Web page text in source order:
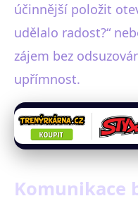
účinnější položit
udělalo radost?“
zájem bez
upřímnost.
Komunikace